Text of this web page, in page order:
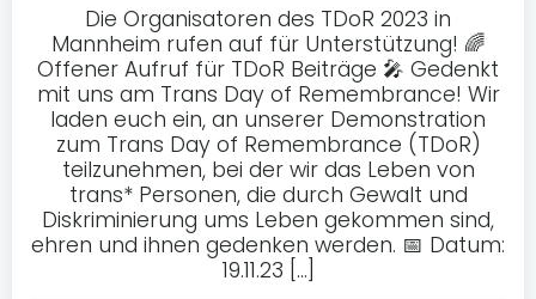
Die Organisatoren des TDoR 2023 in
Mannheim rufen auf für Unterstützung! 🌈
Offener Aufruf für TDoR Beiträge 🎤 Gedenkt
mit uns am Trans Day of Remembrance! Wir
laden euch ein, an unserer Demonstration
zum Trans Day of Remembrance (TDoR)
teilzunehmen, bei der wir das Leben von
trans* Personen, die durch Gewalt und
Diskriminierung ums Leben gekommen sind,
ehren und ihnen gedenken werden. 📅 Datum:
19.11.23 […]